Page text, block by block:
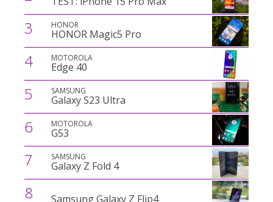
3 HONOR
HONOR Magic5 Pro
4 MOTOROLA
Edge 40
5 SAMSUNG
Galaxy S23 Ultra
6 MOTOROLA
G53
7 SAMSUNG
Galaxy Z Fold 4
8 Samsung Galaxy Z Flip4